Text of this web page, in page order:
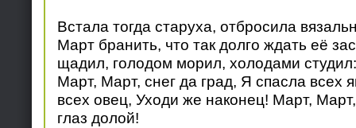
Встала тогда старуха, отбросила
Март бранить, что так долго ждать её
щадил, голодом морил, холодами студил:
Март, Март, снег да град, Я спасла всех
всех овец, Уходи же наконец! Март,
глаз долой!